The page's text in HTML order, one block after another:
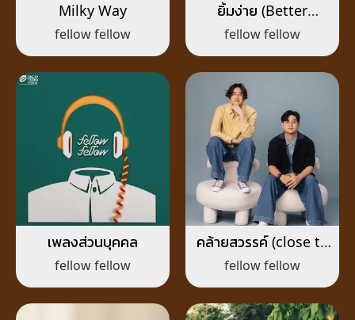
Milky Way
fellow fellow
ยิ้มง่าย (Better
Together)
fellow fellow
เพลงส่วนบุคคล
fellow fellow
คล้ายสวรรค์ (close to
heaven)
fellow fellow